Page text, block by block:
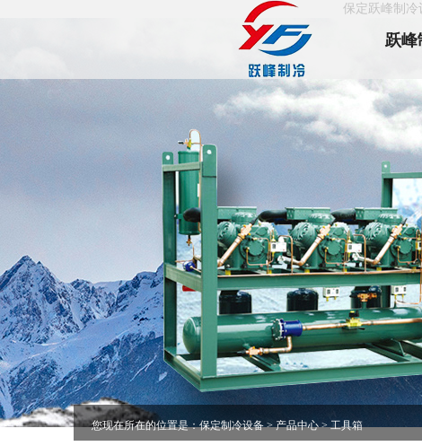
保定跃峰制冷
跃峰
您现在所在的位置是：保定制冷设备>产品中心> 工具箱